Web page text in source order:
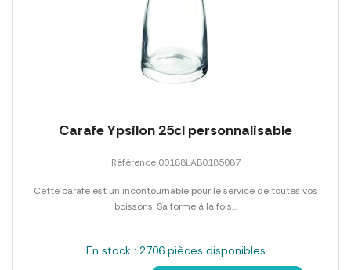
Carafe Ypsilon 25cl personnalisable
Référence 00188LAB0185087
Cette carafe est un incontournable pour le service de toutes vos
boissons. Sa forme à la fois...
En stock : 2706 pièces disponibles